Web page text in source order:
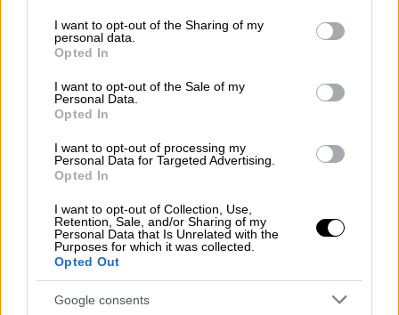
not limited to your visit or usage behaviour. You may click to
grant or deny consent to Google and its third-party tags to
use your data for below specified purposes in below Google
consent section.
I want to opt-out of the Sharing of my
personal data.
Opted In
I want to opt-out of the Sale of my
Personal Data.
Opted In
I want to opt-out of processing my
Personal Data for Targeted Advertising.
Opted In
I want to opt-out of Collection, Use,
Retention, Sale, and/or Sharing of my
Personal Data that Is Unrelated with the
Purposes for which it was collected.
Opted Out
Google consents